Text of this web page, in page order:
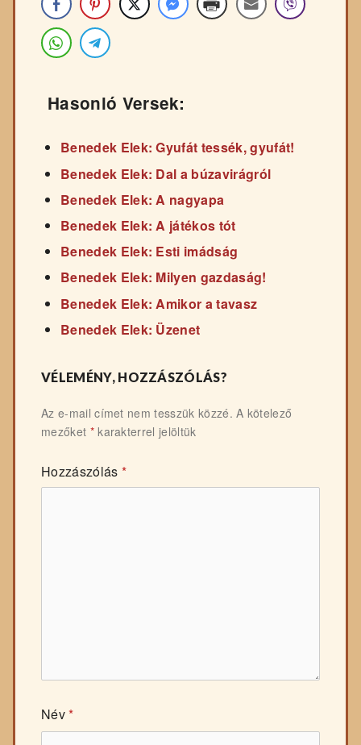
Hasonló Versek:
Benedek Elek: Gyufát tessék, gyufát!
Benedek Elek: Dal a búzavirágról
Benedek Elek: A nagyapa
Benedek Elek: A játékos tót
Benedek Elek: Esti imádság
Benedek Elek: Milyen gazdaság!
Benedek Elek: Amikor a tavasz
Benedek Elek: Üzenet
VÉLEMÉNY, HOZZÁSZÓLÁS?
Az e-mail címet nem tesszük közzé. A kötelező
mezőket *karakterrel jelöltük
Hozzászólás *
Név*